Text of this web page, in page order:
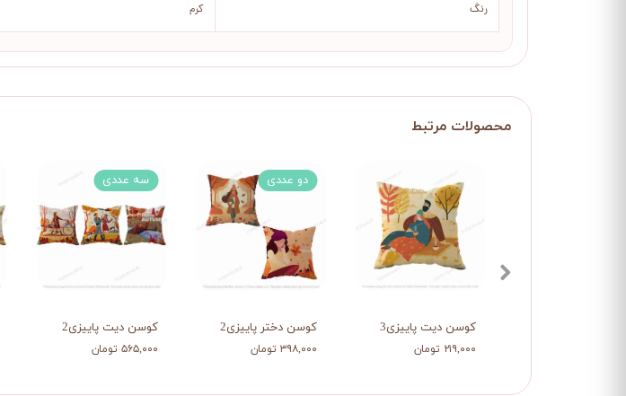
رنگ کرم
کوسن دیت پاییزی2
۵۶۵,۰۰۰ تومان
سه عددی
کوسن دختر پاییزی2
۳۹۸,۰۰۰ تومان
دو عددی
کوسن دیت پاییزی3
۲۱۹,۰۰۰ تومان